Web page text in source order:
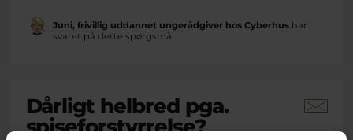
Juni, frivillig uddannet ungerådgiver hos Cyberhushar
svaret på dette spørgsmål
Dårligt helbred pga.
spiseforstyrrelse?